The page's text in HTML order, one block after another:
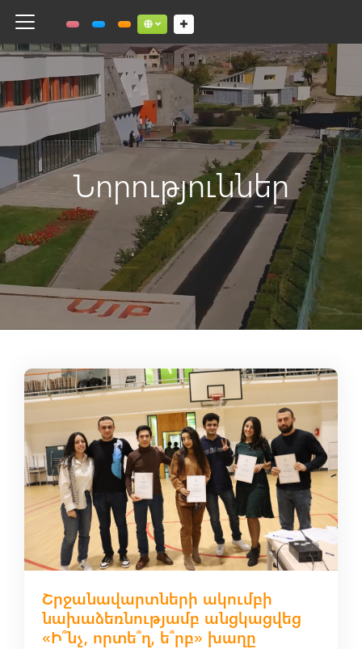
Toggle navigation Social links dropdown button
Նորություններ
Շրջանավարտների ակումբի
նախաձեռնությամբ անցկացվեց
«Ի՞նչ, որտե՞ղ, ե՞րբ» խաղը